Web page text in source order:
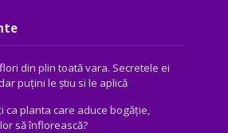
din plin toată vara. Secretele ei
puțini le știu si le aplică
ca planta care aduce bogăţie,
să înflorească?